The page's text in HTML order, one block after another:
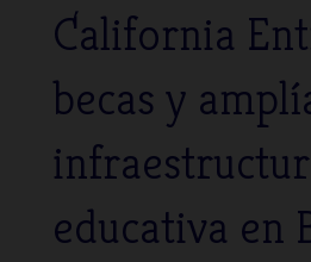
í
California
becas y
educativa en